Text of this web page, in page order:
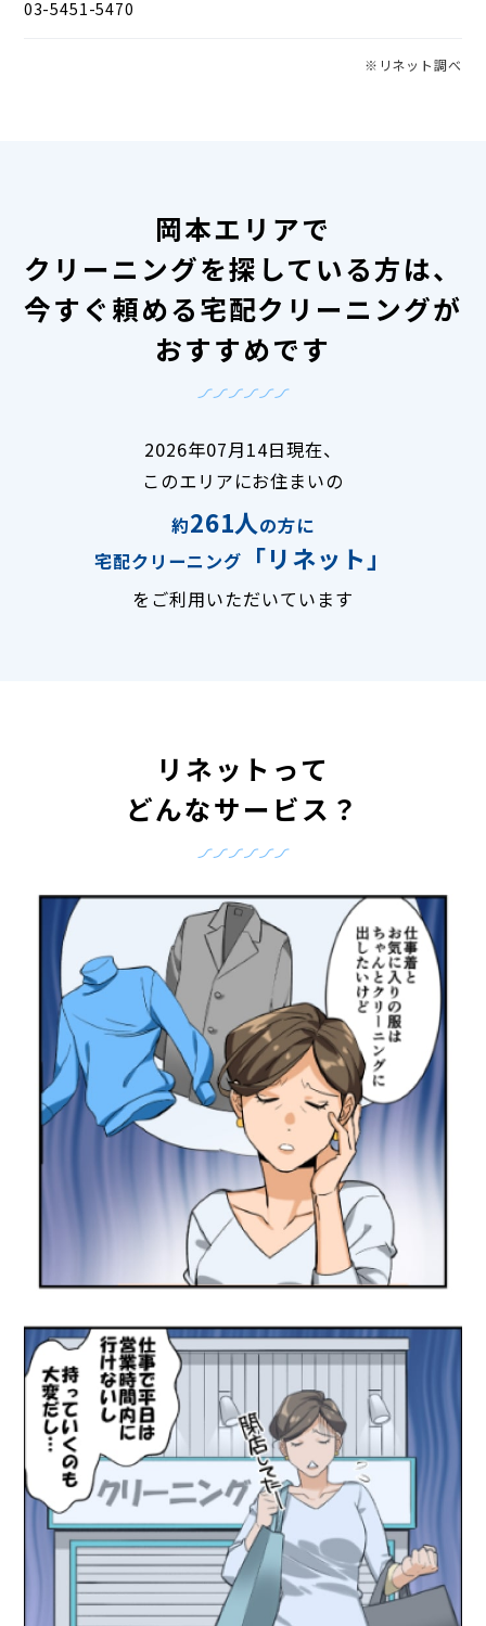
03-5451-5470
※リネット調べ
岡本エリアで
クリーニングを探している方は、
今すぐ頼める宅配クリーニングが
おすすめです
2026年07月14日現在、
このエリアにお住まいの
約261人の方に
宅配クリーニング
「リネット」
をご利用いただいています
リネットって
どんなサービス？